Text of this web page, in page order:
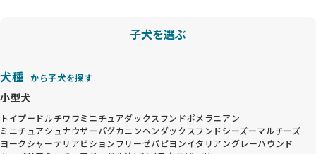
子犬を選ぶ
犬種 から子犬を探す
小型犬
トイプードルチワワミニチュアダックスフンドポメラニアン
ミニチュアシュナウザーパグカニンヘンダックスフンドシーズーマルチーズ
ヨークシャーテリアビションフリーゼパピヨンイタリアングレーハウンド